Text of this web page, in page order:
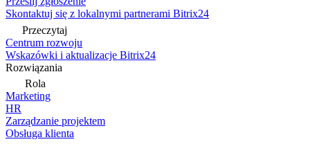
Skontaktuj się z lokalnymi partnerami Bitrix24
Przeczytaj
Centrum rozwoju
Wskazówki i aktualizacje Bitrix24
Rozwiązania
Rola
Marketing
HR
Zarządzanie projektem
Obsługa klienta